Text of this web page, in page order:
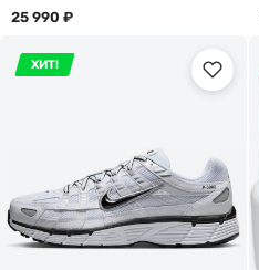
25 990 ₽
ХИТ!